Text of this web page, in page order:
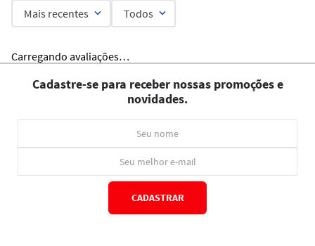
Mais recentes Todos
Carregando avaliações…
Cadastre-se para receber nossas promoções e
novidades.
CADASTRAR